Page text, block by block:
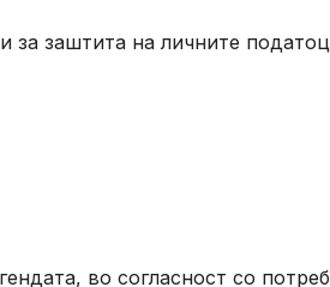
за заштита на личните
во согласност со